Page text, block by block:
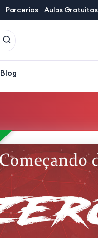
Parcerias Aulas Gratuitas
Blog